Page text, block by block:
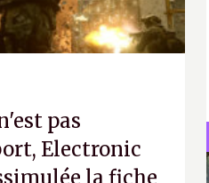
pas
Electronic
la fiche